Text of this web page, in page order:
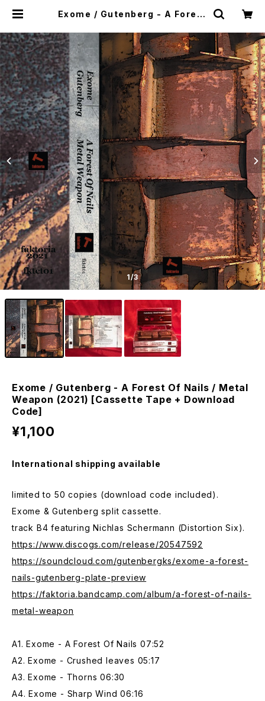
Exome / Gutenberg - A Forest
1) [Cassette Tape + Download
Code] | mailorder.industrialm
usic.jp
1/3
Exome / Gutenberg - A Forest Of Nails / Metal
Weapon (2021) [Cassette Tape + Download
Code]
¥1,100
International shipping available
limited to 50 copies (download code included).
Exome & Gutenberg split cassette.
track B4 featuring Nichlas Schermann (Distortion Six).
https://www.discogs.com/release/20547592
https://soundcloud.com/gutenbergks/exome-a-forest-
nails-gutenberg-plate-preview
https://faktoria.bandcamp.com/album/a-forest-of-nails-
metal-weapon
A1. Exome - A Forest Of Nails 07:52
A2. Exome - Crushed leaves 05:17
A3. Exome - Thorns 06:30
A4. Exome - Sharp Wind 06:16